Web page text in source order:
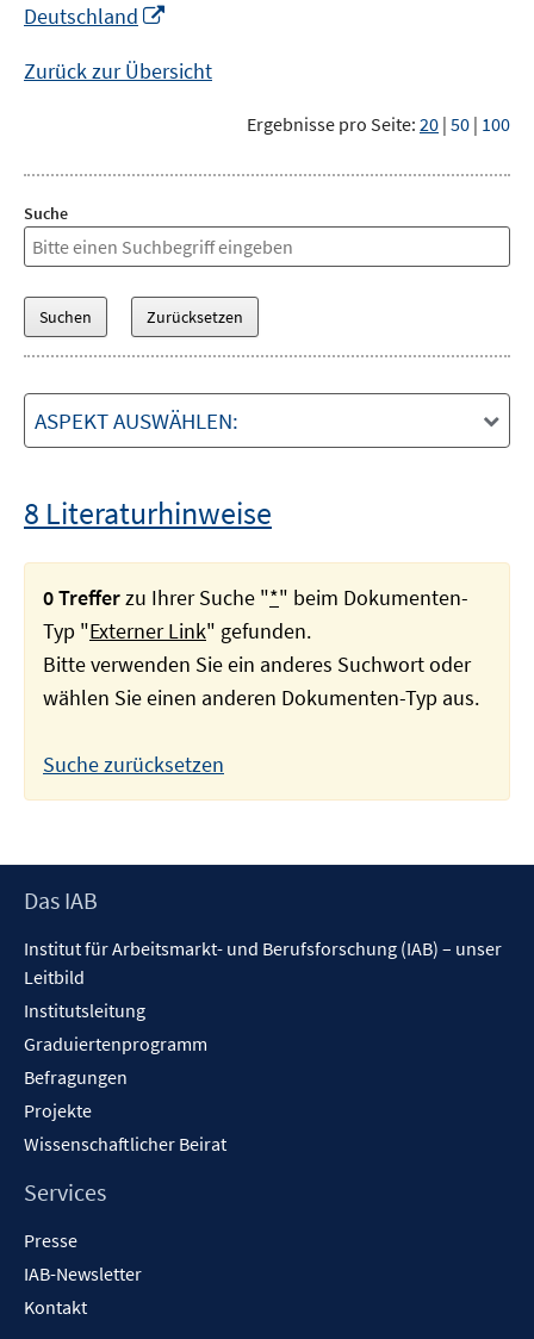
Deutschland
Fenster
Zurück zur Übersicht
Ergebnisse pro Seite: 20 | 50 | 100
Suche
ASPEKT AUSWÄHLEN:
8 Literaturhinweise
0 Trefferzu Ihrer Suche "*" beim Dokumenten-
Typ "Externer Link" gefunden.
Bitte verwenden Sie ein anderes Suchwort oder
wählen Sie einen anderen Dokumenten-Typ aus.
Suche zurücksetzen
Footer
Das IAB
Institut für Arbeitsmarkt- und Berufsforschung (IAB) – unser
Leitbild
Institutsleitung
Graduiertenprogramm
Befragungen
Projekte
Wissenschaftlicher Beirat
Services
Presse
IAB-Newsletter
Kontakt